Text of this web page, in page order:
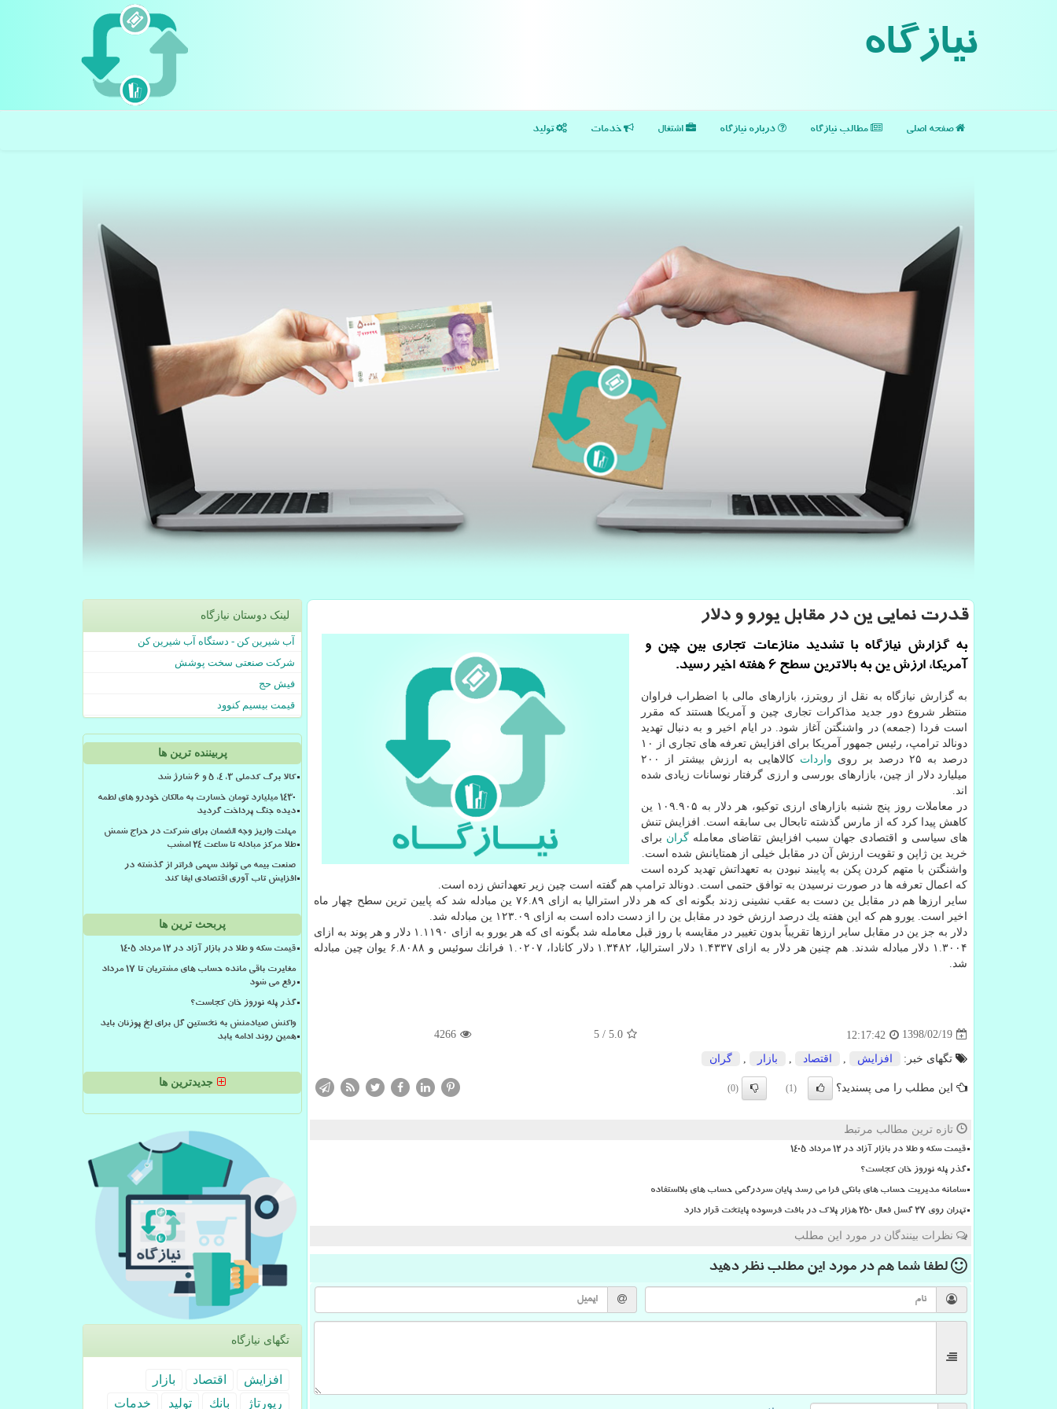
نیازگاه
صفحه اصلی مطالب نیازگاه درباره نیازگاه اشتغال خدمات تولید
قدرت نمایی ین در مقابل یورو و دلار
به گزارش نیازگاه با تشدید منازعات تجاری بین چین و
آمریكا، ارزش ین به بالاترین سطح ۶ هفته اخیر رسید.
به گزارش نیازگاه به نقل از رویترز، بازارهای مالی با اضطراب فراوان
منتظر شروع دور جدید مذاكرات تجاری چین و آمریكا هستند كه مقرر
است فردا (جمعه) در واشنگتن آغاز شود. در ایام اخیر و به دنبال تهدید
دونالد ترامپ، رئیس جمهور آمریكا برای افزایش تعرفه های تجاری از ۱۰
درصد به ۲۵ درصد بر روی
واردات
كالاهایی به ارزش بیشتر از ۲۰۰
میلیارد دلار از چین، بازارهای بورسی و ارزی گرفتار نوسانات زیادی شده
اند.
در معاملات روز پنج شنبه بازارهای ارزی توكیو، هر دلار به ۱۰۹.۹۰۵ ین
كاهش پیدا كرد كه از مارس گذشته تابحال بی سابقه است. افزایش تنش
های سیاسی و اقتصادی جهان سبب افزایش تقاضای معاملهگران برای
خرید ین ژاپن و تقویت ارزش آن در مقابل خیلی از همتایانش شده است.
واشنگتن با متهم كردن پكن به پایبند نبودن به تعهداتش تهدید كرده است
كه اعمال تعرفه ها در صورت نرسیدن به توافق حتمی است. دونالد ترامپ هم گفته است چین زیر تعهداتش زده است.
سایر ارزها هم در مقابل ین دست به عقب نشینی زدند بگونه ای كه هر دلار استرالیا به ازای ۷۶.۸۹ ین مبادله شد كه پایین ترین سطح چهار ماه
اخیر است. یورو هم كه این هفته یك درصد ارزش خود در مقابل ین را از دست داده است به ازای ۱۲۳.۰۹ ین مبادله شد.
دلار به جز ین در مقابل سایر ارزها تقریباً بدون تغییر در مقایسه با روز قبل معامله شد بگونه ای كه هر یورو به ازای ۱.۱۱۹۰ دلار و هر پوند به ازای
۱.۳۰۰۴ دلار مبادله شدند. هم چنین هر دلار به ازای ۱.۴۳۳۷ دلار استرالیا، ۱.۳۴۸۲ دلار كانادا، ۱.۰۲۰۷ فرانك سوئیس و ۶.۸۰۸۸ یوان چین مبادله
شد.
1398/02/19
12:17:42
5.0
/
5
4266
تگهای خبر: افزایش اقتصاد بازار گران
این مطلب را می پسندید؟ (1)
(0)
تازه ترین مطالب مرتبط
قیمت سکه و طلا در بازار آزاد در ۱۲ مرداد ۱۴۰۵
گذر پله نوروز خان کجاست؟
سامانه مدیریت حساب های بانکی فرا می رسد پایان سردرگمی حساب های بلااستفاده
تهران روی ۲۷ گسل فعال ۲۵۰ هزار پلاک در بافت فرسوده پایتخت قرار دارد
نظرات بینندگان در مورد این مطلب
لطفا شما همدر مورد این مطلب نظر دهید
لینک دوستان نیازگاه
آب شیرین کن - دستگاه آب شیرین کن
شرکت صنعتی سخت پوشش
فیش حج
قیمت بیسیم کنوود
پربیننده ترین ها
کالا برگ کدملی 3، 4، 5 و 6 شارژ شد
۱۴۳۰ میلیارد تومان خسارت به مالکان خودرو های لطمه
دیده جنگ پرداخت گردید
مهلت واریز وجه الضمان برای شرکت در حراج شمش
طلا مرکز مبادله تا ساعت ۲۴ امشب
صنعت بیمه می تواند سهمی فراتر از گذشته در
افزایش تاب آوری اقتصادی ایفا کند
پربحث ترین ها
قیمت سکه و طلا در بازار آزاد در ۱۲ مرداد ۱۴۰۵
مغایرت باقی مانده حساب های مشتریان تا 17 مرداد
رفع می شود
گذر پله نوروز خان کجاست؟
واکنش صیادمنش به نخستین گل برای لخ پوزنان باید
همین روند ادامه یابد
جدیدترین ها
تگهای نیازگاه
افزایش اقتصاد
بازار
رپورتاژ
بانك تولید خدمات